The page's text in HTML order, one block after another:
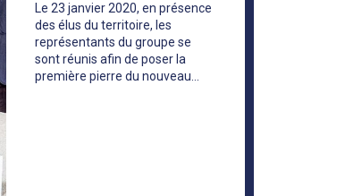
Le 23 janvier 2020, en présence
des élus du territoire, les
représentants du groupe se
sont réunis afin de poser la
première pierre du nouveau…